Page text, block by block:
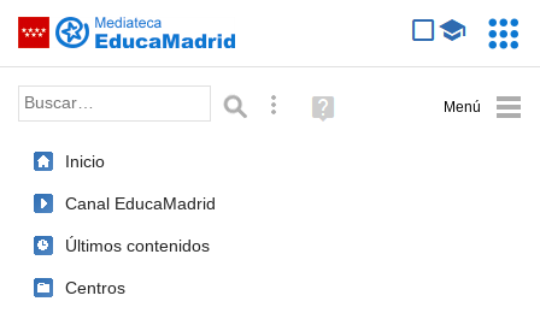
Saltar navegación
Palabra o frase: Búsqueda avanzada
Ayuda
(en
Inicio
Canal EducaMadrid
Últimos contenidos
Centros